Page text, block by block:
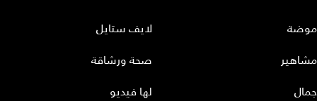
موضة
مشاهير
جمال
لايف ستايل
صحة ورشاقة
لها فيديو